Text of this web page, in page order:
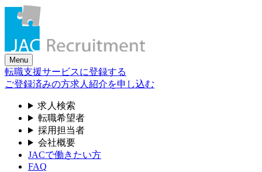
Skip
content
Menu
転職支援サービスに登録する
ご登録済みの方求人紹介を申し込む
求人検索
転職希望者
採用担当者
会社概要
JACで働きたい方
FAQ